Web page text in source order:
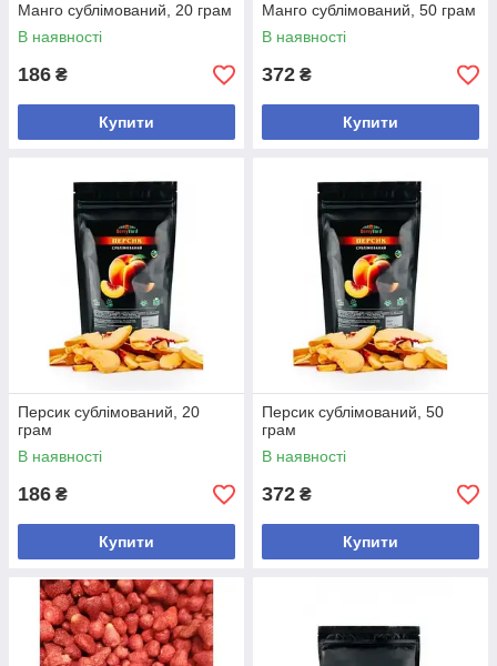
Манго сублімований, 20 грам
В наявності
186 ₴
Купити
Манго сублімований, 50 грам
В наявності
372 ₴
Купити
Персик сублімований, 20
грам
В наявності
186 ₴
Купити
Персик сублімований, 50
грам
В наявності
372 ₴
Купити